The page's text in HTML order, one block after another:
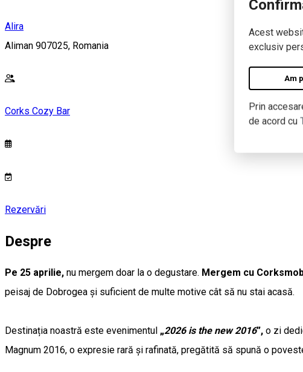
Acest
exclusiv
Am
Prin
de acord cu
Alira
Aliman 907025, Romania
Corks Cozy Bar
Rezervări
Despre
Pe 25 aprilie, nu mergem doar la o degustare. Mergem cu
peisaj de Dobrogea și suficient de multe motive cât să nu stai acasă.
Destinația noastră este evenimentul „2026 is the new 2016”, o zi
Magnum 2016, o expresie rară și rafinată, pregătită să spună o